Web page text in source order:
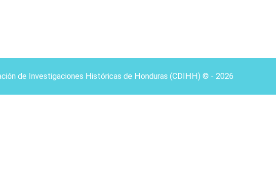
de Investigaciones Históricas de Honduras (CDIHH) © - 2026